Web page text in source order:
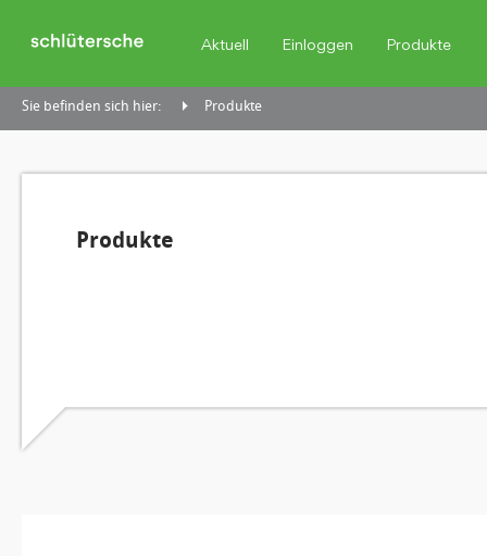
Aktuell Einloggen Produkte
Sie befinden sich hier: Produkte
Produkte